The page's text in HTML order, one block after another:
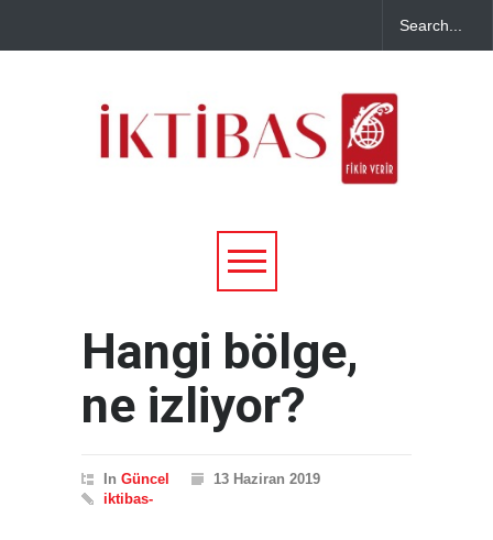
Hangi bölge,
ne izliyor?
In Güncel
13 Haziran 2019
iktibas-